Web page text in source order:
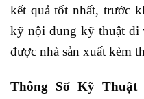
kết quả tốt nhất, trước
kỹ nội dung kỹ thuật đi
được nhà sản xuất kèm
Thông Số Kỹ Thuật